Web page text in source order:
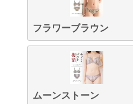
フラワーブラウン
ムーンストーン